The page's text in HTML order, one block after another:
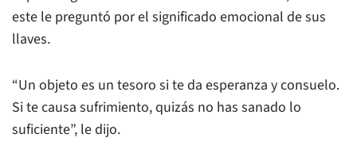
este le preguntó por el significado emocional de sus
llaves.
“Un objeto es un tesoro si te da esperanza y consuelo.
Si te causa sufrimiento, quizás no has sanado lo
suficiente”, le dijo.